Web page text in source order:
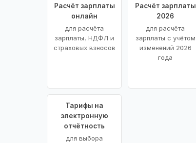
Расчёт зарплаты
онлайн
для расчёта
зарплаты, НДФЛ и
страховых взносов
Расчёт зарплаты
2026
для расчёта
зарплаты с учётом
изменений 2026
года
Тарифы на
электронную
отчётность
для выбора